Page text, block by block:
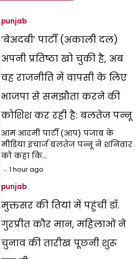
punjab
‘बेअदबी’ पार्टी (अकाली दल)
अपनी प्रतिष्ठा खो चुकी है, अब
वह राजनीति में वापसी के लिए
भाजपा से समझौता करने की
कोशिश कर रही है: बलतेज पन्नू
आम आदमी पार्टी (आप) पंजाब के
मीडिया इंचार्ज बलतेज पन्नू ने शनिवार
को कहा कि…
1 hour ago
punjab
मुक्तसर की तियां में पहुंचीं डॉ.
गुरप्रीत कौर मान, महिलाओं ने
चुनाव की तारीख पूछनी शुरू